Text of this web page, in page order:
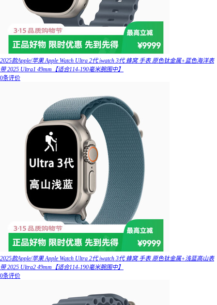
2025款Apple/苹果 Apple Watch Ultra 2代 iwatch 3代 蜂窝 手表 原色钛金属+蓝色海洋表
带 2025 Ultra1 49mm【适合114-190毫米腕围中】
0条评价
2025款Apple/苹果 Apple Watch Ultra 2代 iwatch 3代 蜂窝 手表 原色钛金属+浅蓝高山表
带 2025 Ultra2 49mm【适合114-190毫米腕围中】
0条评价